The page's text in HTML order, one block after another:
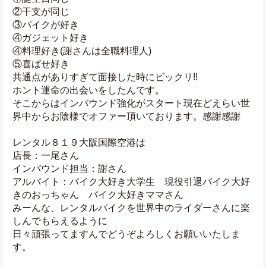
②干支が同じ
③バイクが好き
④ガジェット好き
④料理好き(謝さんは全職料理人)
⑤喜ばせ好き
共通点がありすぎて面接した時にビックリ!!
ホント運命の出会いをしたんです。
そこからはインバウンド強化がスタート現在どえらい世
界中からお陰様でオファー頂いております。感謝感謝
レンタル８１９大阪国際空港は
店長：一尾さん
インバウンド担当：謝さん
アルバイト：バイク大好き大学生　現役引退バイク大好
きのおっちゃん　バイク大好きママさん
みーんな、レンタルバイクを世界中のライダーさんに楽
しんでもらえるように
日々頑張ってますんでどうぞよろしくお願いいたしま
す。